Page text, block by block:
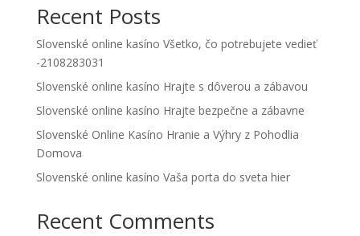
Recent Posts
Slovenské online kasíno Všetko, čo potrebujete vedieť
-2108283031
Slovenské online kasíno Hrajte s dôverou a zábavou
Slovenské online kasíno Hrajte bezpečne a zábavne
Slovenské Online Kasíno Hranie a Výhry z Pohodlia
Domova
Slovenské online kasíno Vaša porta do sveta hier
Recent Comments